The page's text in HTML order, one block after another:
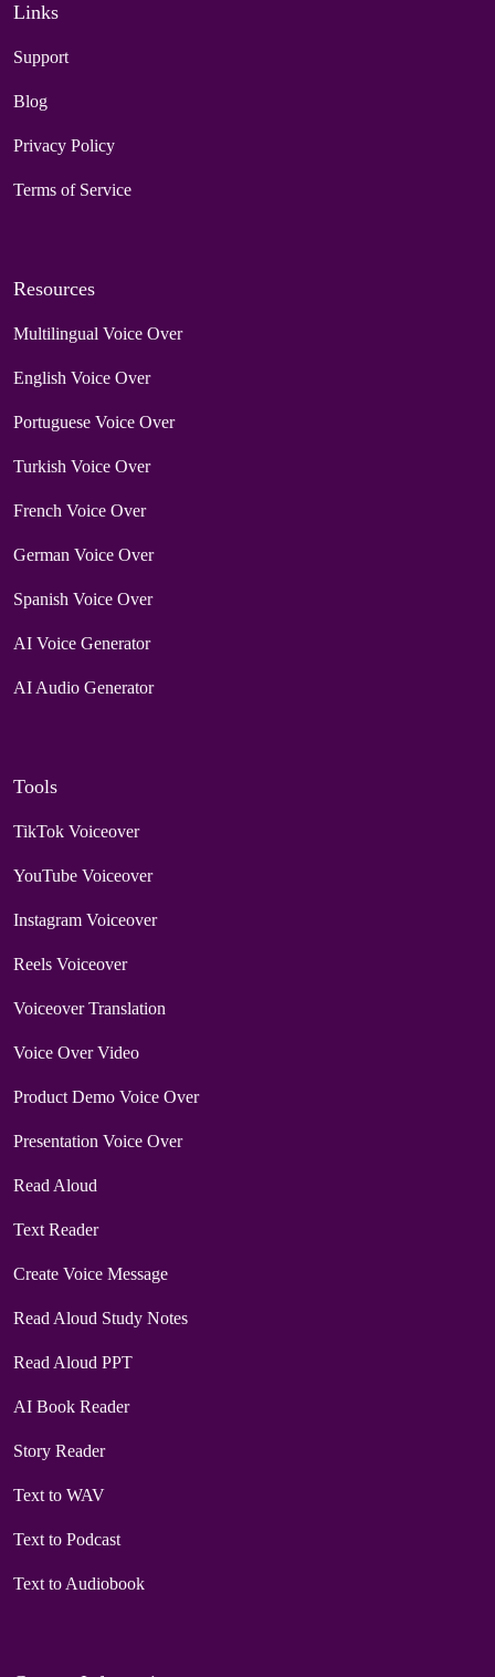
Links
Support
Blog
Privacy Policy
Terms of Service
Resources
Multilingual Voice Over
English Voice Over
Portuguese Voice Over
Turkish Voice Over
French Voice Over
German Voice Over
Spanish Voice Over
AI Voice Generator
AI Audio Generator
Tools
TikTok Voiceover
YouTube Voiceover
Instagram Voiceover
Reels Voiceover
Voiceover Translation
Voice Over Video
Product Demo Voice Over
Presentation Voice Over
Read Aloud
Text Reader
Create Voice Message
Read Aloud Study Notes
Read Aloud PPT
AI Book Reader
Story Reader
Text to WAV
Text to Podcast
Text to Audiobook